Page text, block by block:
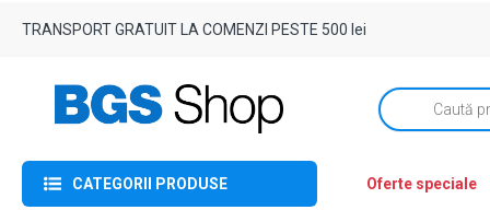
TRANSPORT GRATUIT LA COMENZI PESTE 500 lei
Products
search
CATEGORII PRODUSE Oferte speciale